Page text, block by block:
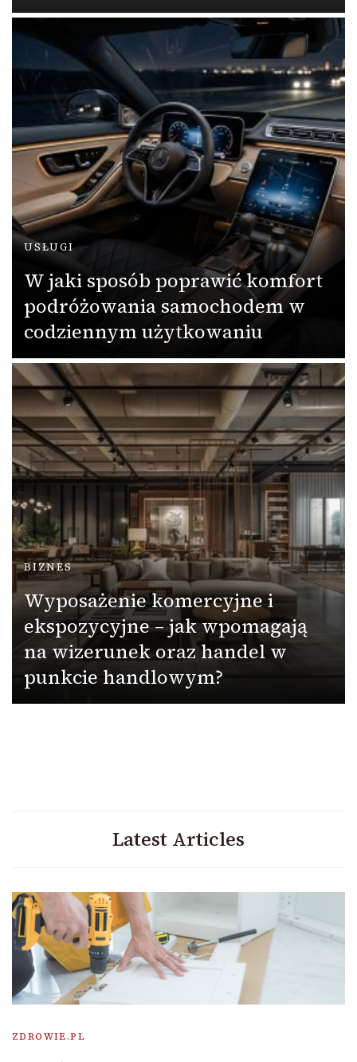
USŁUGI
W jaki sposób poprawić komfort
podróżowania samochodem w
codziennym użytkowaniu
BIZNES
Wyposażenie komercyjne i
ekspozycyjne – jak wpomagają
na wizerunek oraz handel w
punkcie handlowym?
Latest Articles
ZDROWIE.PL